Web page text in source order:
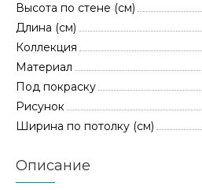
Высота по стене (см)
Длина (см)
Коллекция
Материал
Под покраску
Рисунок
Ширина по потолку (см)
Описание